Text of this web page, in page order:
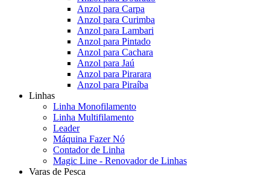
Anzol para Carpa
Anzol para Curimba
Anzol para Lambari
Anzol para Pintado
Anzol para Cachara
Anzol para Jaú
Anzol para Pirarara
Anzol para Piraíba
Linhas
Linha Monofilamento
Linha Multifilamento
Leader
Máquina Fazer Nó
Contador de Linha
Magic Line - Renovador de Linhas
Varas de Pesca